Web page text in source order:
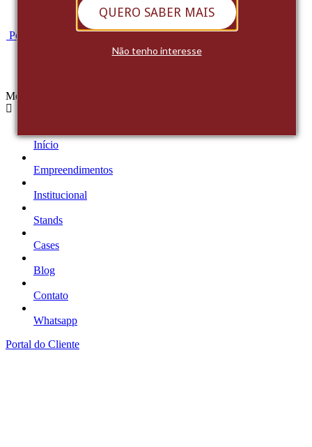
QUERO SABER MAIS
Não tenho interesse
Portal do Cliente
Menu
Início
Empreendimentos
Institucional
Stands
Cases
Blog
Contato
Whatsapp
Portal do Cliente